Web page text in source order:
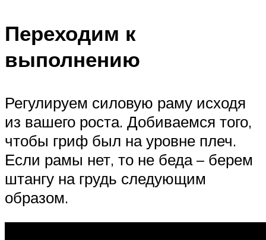
Переходим к
выполнению
Регулируем силовую раму исходя
из вашего роста. Добиваемся того,
чтобы гриф был на уровне плеч.
Если рамы нет, то не беда – берем
штангу на грудь следующим
образом.